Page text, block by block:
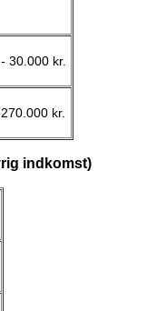
-30.000 kr.
270.000 kr.
indkomst)